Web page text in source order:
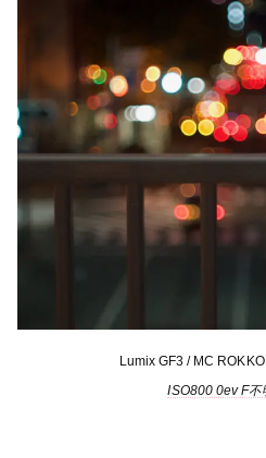
Lumix GF3 / MC
ISO800 0ev F不